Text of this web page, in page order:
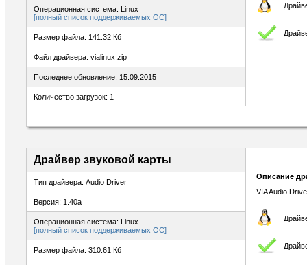
Операционная система: Linux
[полный список поддерживаемых ОС]
Размер файла: 141.32 Кб
Файл драйвера: vialinux.zip
Последнее обновление: 15.09.2015
Количество загрузок: 1
Драйвер звуковой карты
Тип драйвера: Audio Driver
Версия: 1.40a
Операционная система: Linux
[полный список поддерживаемых ОС]
Размер файла: 310.61 Кб
Описание
VIA Audio